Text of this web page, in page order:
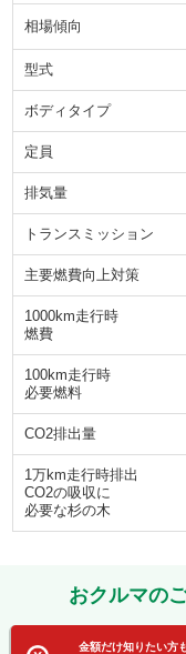
相場傾向
型式
ボディタイプ
定員
排気量
トランスミッション
主要燃費向上対策
1000km走行時
燃費
100km走行時
必要燃料
CO2排出量
1万km走行時排出
CO2の吸収に
必要な杉の木
おクルマの
金額だけ知りたい方